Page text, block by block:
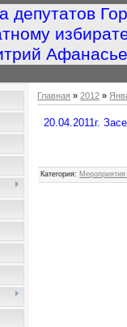
депутатов
Главная »2012 »
20.04.2011г.
Категория: Мероприятия